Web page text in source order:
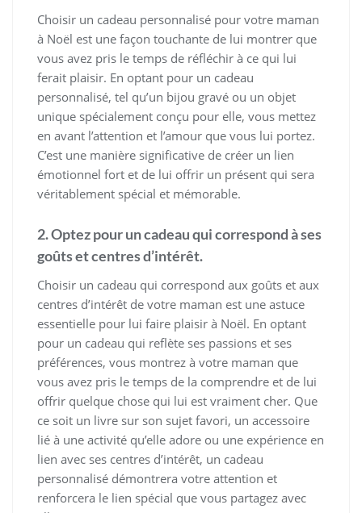
Choisir un cadeau personnalisé pour votre maman
à Noël est une façon touchante de lui montrer que
vous avez pris le temps de réfléchir à ce qui lui
ferait plaisir. En optant pour un cadeau
personnalisé, tel qu’un bijou gravé ou un objet
unique spécialement conçu pour elle, vous mettez
en avant l’attention et l’amour que vous lui portez.
C’est une manière significative de créer un lien
émotionnel fort et de lui offrir un présent qui sera
véritablement spécial et mémorable.
2. Optez pour un cadeau qui correspond à ses
goûts et centres d’intérêt.
Choisir un cadeau qui correspond aux goûts et aux
centres d’intérêt de votre maman est une astuce
essentielle pour lui faire plaisir à Noël. En optant
pour un cadeau qui reflète ses passions et ses
préférences, vous montrez à votre maman que
vous avez pris le temps de la comprendre et de lui
offrir quelque chose qui lui est vraiment cher. Que
ce soit un livre sur son sujet favori, un accessoire
lié à une activité qu’elle adore ou une expérience en
lien avec ses centres d’intérêt, un cadeau
personnalisé démontrera votre attention et
renforcera le lien spécial que vous partagez avec